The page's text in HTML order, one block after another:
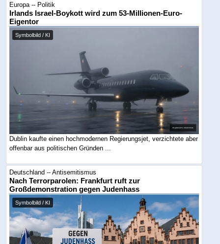
Europa -- Politik
Irlands Israel-Boykott wird zum 53-Millionen-Euro-
Eigentor
Symbolbild / KI
Dublin kaufte einen hochmodernen Regierungsjet, verzichtete aber
offenbar aus politischen Gründen ...
Deutschland -- Antisemitismus
Nach Terrorparolen: Frankfurt ruft zur
Großdemonstration gegen Judenhass
Symbolbild / KI